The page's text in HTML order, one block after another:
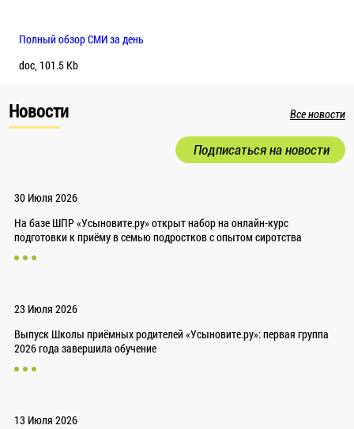
Полный обзор СМИ за день
doc, 101.5 Kb
Новости Все новости
Подписаться на новости
30 Июля 2026
На базе ШПР «Усыновите.ру» открыт набор на онлайн-курс
подготовки к приёму в семью подростков с опытом сиротства
23 Июля 2026
Выпуск Школы приёмных родителей «Усыновите.ру»: первая группа
2026 года завершила обучение
13 Июля 2026